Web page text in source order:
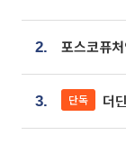
2.
3. 단독 더딘